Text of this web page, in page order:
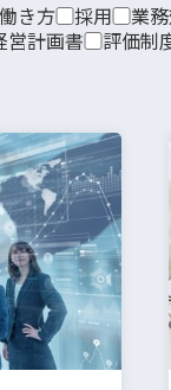
働き方 採用 業
営計画書
評価制